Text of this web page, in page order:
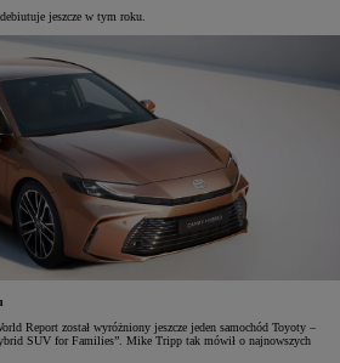
jeszcze w tym roku.
Report został wyróżniony jeszcze jeden samochód Toyoty –
SUV for Families”. Mike Tripp tak mówił o najnowszych